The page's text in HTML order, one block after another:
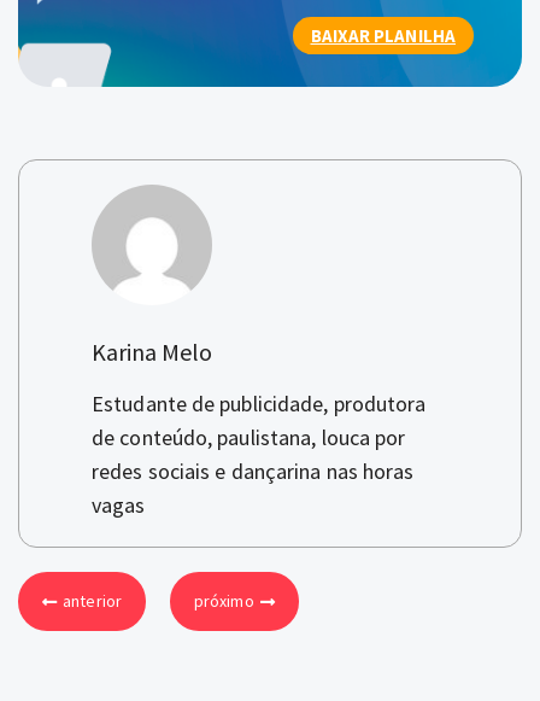
BAIXAR PLANILHA
Karina Melo
Estudante de publicidade, produtora
de conteúdo, paulistana, louca por
redes sociais e dançarina nas horas
vagas
anterior próximo